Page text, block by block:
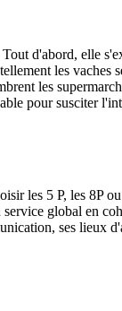
d'abord, elle
les vaches
les
pour susciter
les 5 P, les 8P
global en
ses lieux